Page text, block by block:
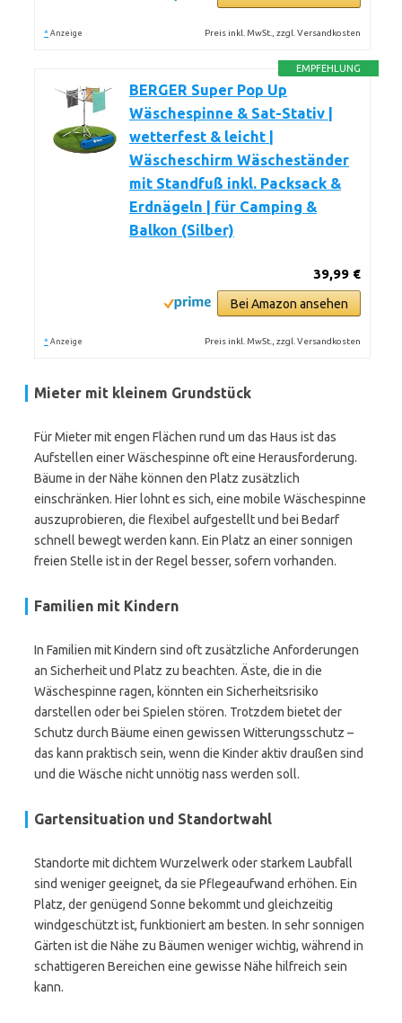
* Anzeige Preis inkl. MwSt., zzgl. Versandkosten
EMPFEHLUNG
BERGER Super Pop Up
Wäschespinne & Sat-Stativ |
wetterfest & leicht |
Wäscheschirm Wäscheständer
mit Standfuß inkl. Packsack &
Erdnägeln | für Camping &
Balkon (Silber)
39,99 €
Bei Amazon ansehen
* Anzeige Preis inkl. MwSt., zzgl. Versandkosten
Mieter mit kleinem Grundstück
Für Mieter mit engen Flächen rund um das Haus ist das
Aufstellen einer Wäschespinne oft eine Herausforderung.
Bäume in der Nähe können den Platz zusätzlich
einschränken. Hier lohnt es sich, eine mobile Wäschespinne
auszuprobieren, die flexibel aufgestellt und bei Bedarf
schnell bewegt werden kann. Ein Platz an einer sonnigen
freien Stelle ist in der Regel besser, sofern vorhanden.
Familien mit Kindern
In Familien mit Kindern sind oft zusätzliche Anforderungen
an Sicherheit und Platz zu beachten. Äste, die in die
Wäschespinne ragen, könnten ein Sicherheitsrisiko
darstellen oder bei Spielen stören. Trotzdem bietet der
Schutz durch Bäume einen gewissen Witterungsschutz –
das kann praktisch sein, wenn die Kinder aktiv draußen sind
und die Wäsche nicht unnötig nass werden soll.
Gartensituation und Standortwahl
Standorte mit dichtem Wurzelwerk oder starkem Laubfall
sind weniger geeignet, da sie Pflegeaufwand erhöhen. Ein
Platz, der genügend Sonne bekommt und gleichzeitig
windgeschützt ist, funktioniert am besten. In sehr sonnigen
Gärten ist die Nähe zu Bäumen weniger wichtig, während in
schattigeren Bereichen eine gewisse Nähe hilfreich sein
kann.